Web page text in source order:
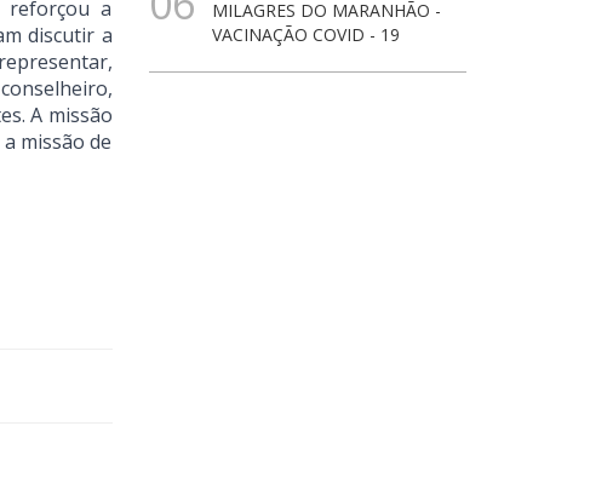
reforçou a
discutir a
A missão
missão de
MILAGRES DO MARANHÃO -
VACINAÇÃO COVID - 19